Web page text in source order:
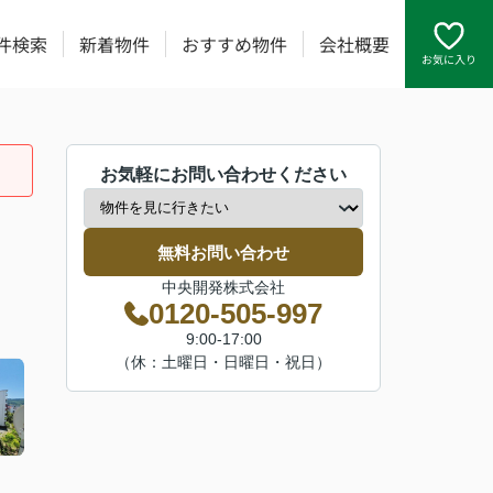
検索 新着物件 おすすめ物件 会社概要
お気に入り
お気軽にお問い合わせください
無料お問い合わせ
中央開発株式会社
0120-505-997
9:00-17:00
（休：土曜日・日曜日・祝日）